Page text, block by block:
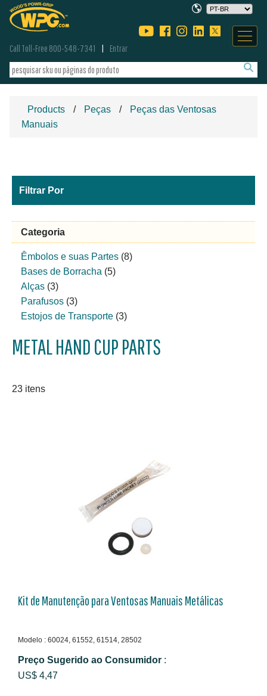
Call Toll-Free 800-548-7341 Entrar
Products Peças
Peças das Ventosas
Manuais
Filtrar Por
Categoria
Êmbolos e suas Partes (8)
Bases de Borracha (5)
Alças (3)
Parafusos (3)
Estojos de Transporte (3)
METAL HAND CUP PARTS
23 itens
Kit de Manutenção para Ventosas Manuais Metálicas
Modelo : 60024, 61552, 61514, 28502
Preço Sugerido ao Consumidor :
US$ 4,47